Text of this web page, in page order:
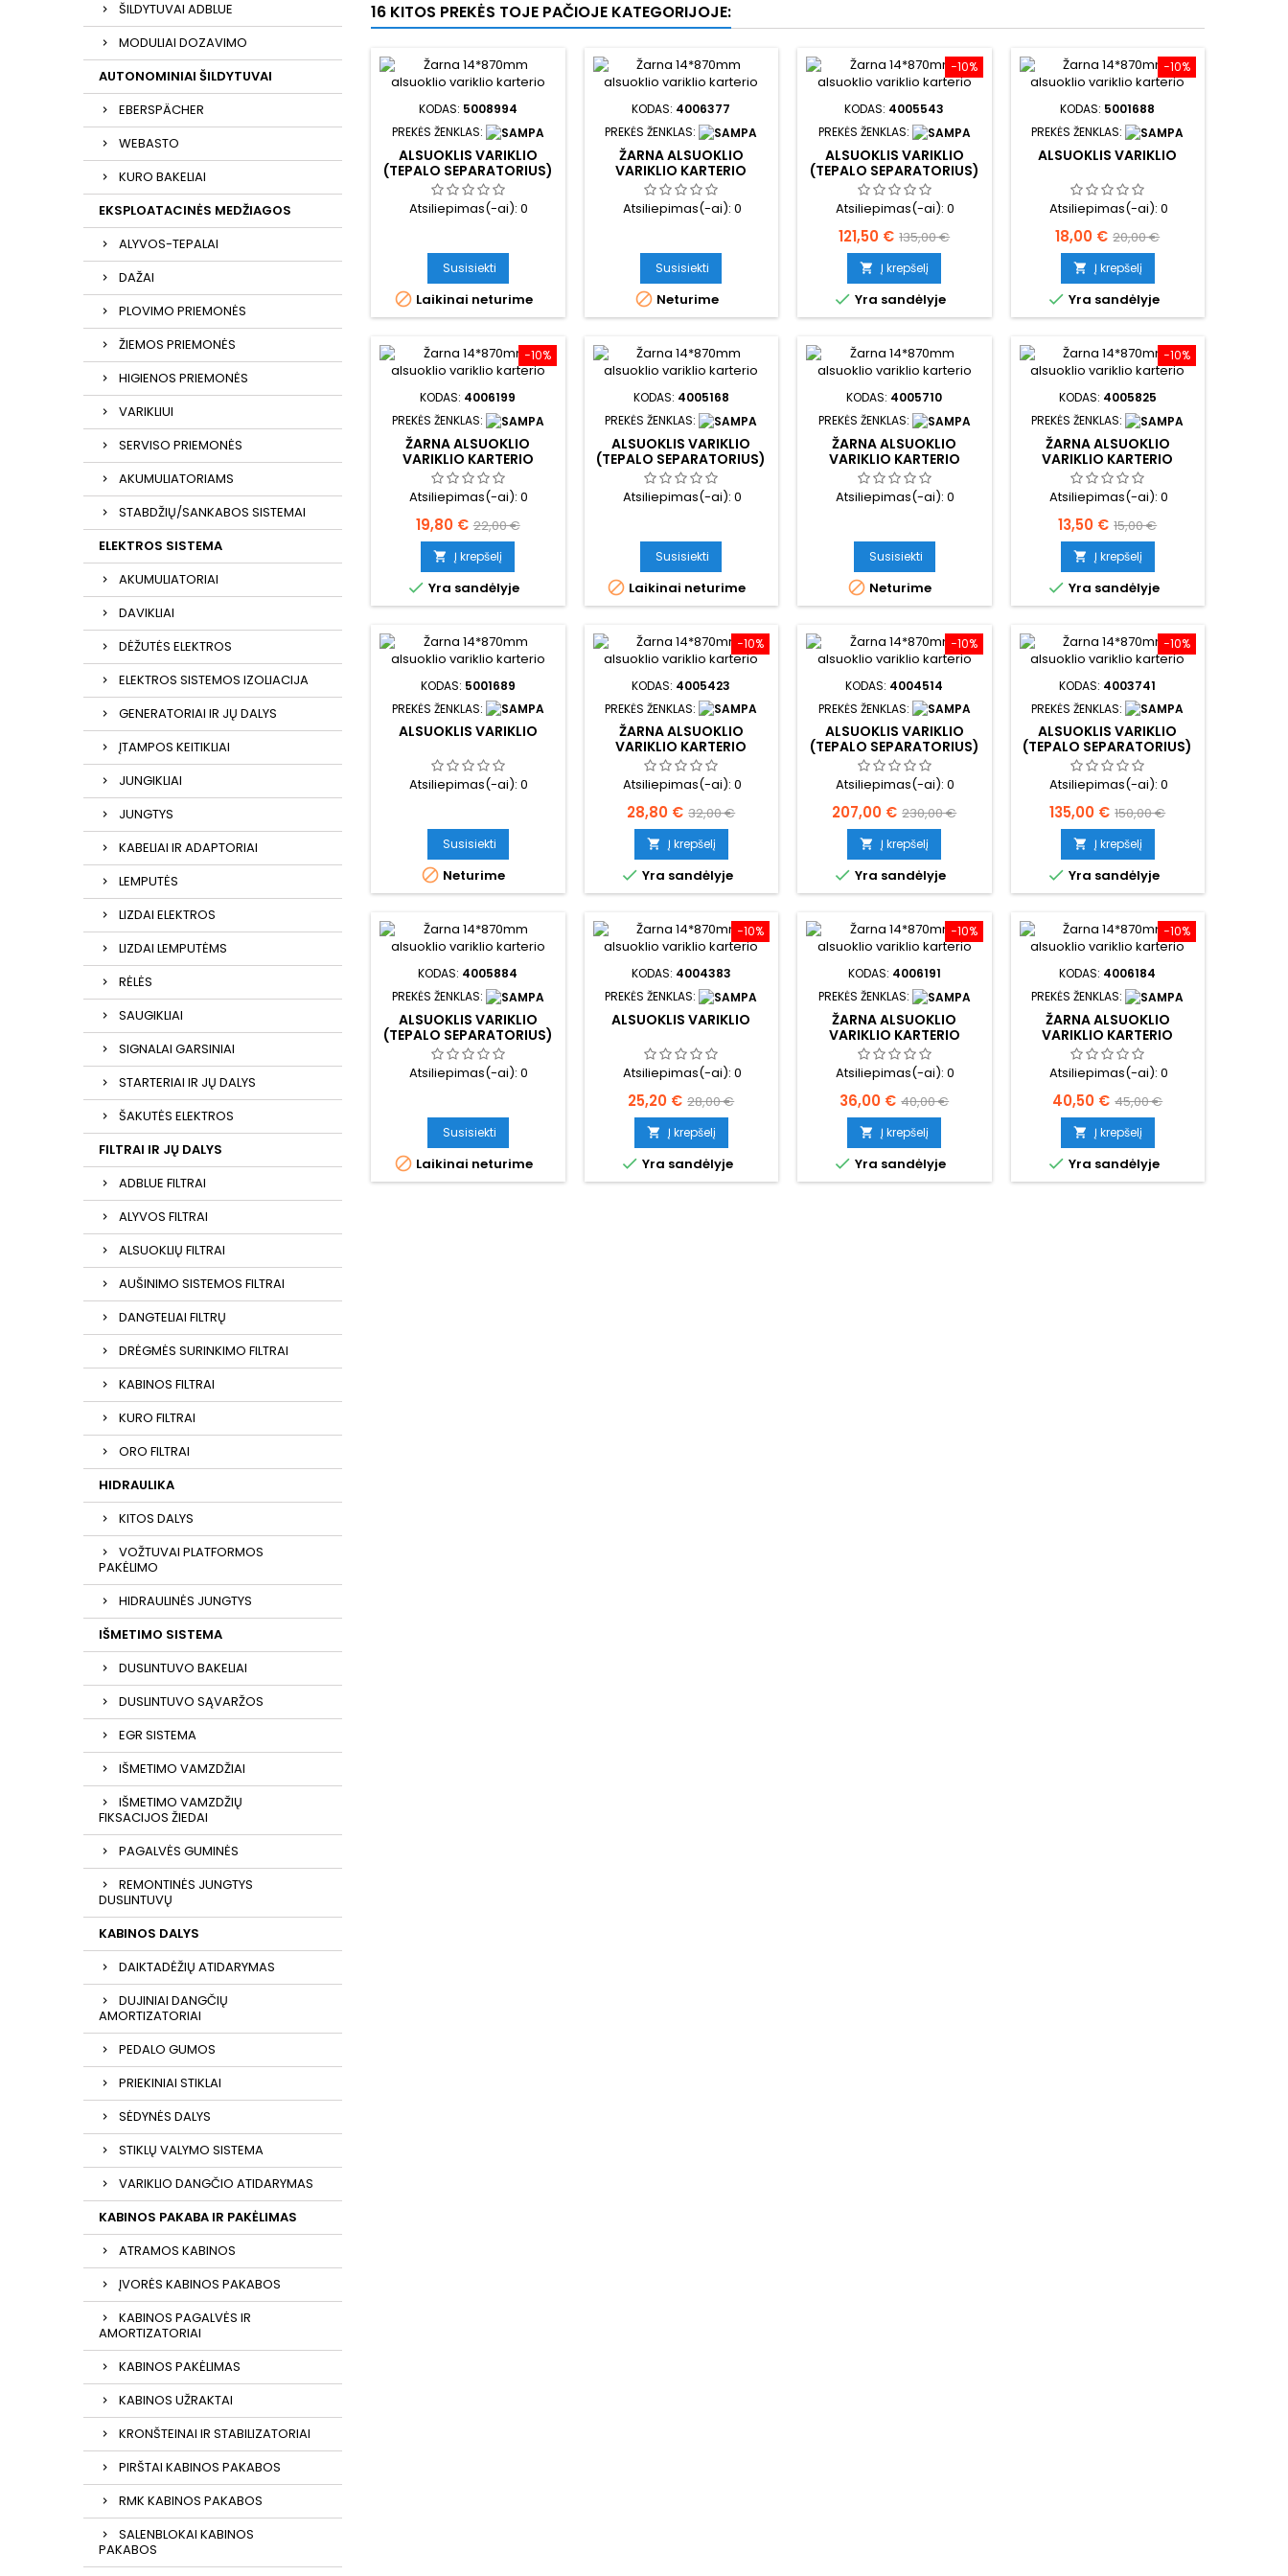
ŠILDYTUVAI ADBLUE
MODULIAI DOZAVIMO
AUTONOMINIAI ŠILDYTUVAI
EBERSPÄCHER
WEBASTO
KURO BAKELIAI
EKSPLOATACINĖS MEDŽIAGOS
ALYVOS-TEPALAI
DAŽAI
PLOVIMO PRIEMONĖS
ŽIEMOS PRIEMONĖS
HIGIENOS PRIEMONĖS
VARIKLIUI
SERVISO PRIEMONĖS
AKUMULIATORIAMS
STABDŽIŲ/SANKABOS SISTEMAI
ELEKTROS SISTEMA
AKUMULIATORIAI
DAVIKLIAI
DĖŽUTĖS ELEKTROS
ELEKTROS SISTEMOS IZOLIACIJA
GENERATORIAI IR JŲ DALYS
ĮTAMPOS KEITIKLIAI
JUNGIKLIAI
JUNGTYS
KABELIAI IR ADAPTORIAI
LEMPUTĖS
LIZDAI ELEKTROS
LIZDAI LEMPUTĖMS
RĖLĖS
SAUGIKLIAI
SIGNALAI GARSINIAI
STARTERIAI IR JŲ DALYS
ŠAKUTĖS ELEKTROS
FILTRAI IR JŲ DALYS
ADBLUE FILTRAI
ALYVOS FILTRAI
ALSUOKLIŲ FILTRAI
AUŠINIMO SISTEMOS FILTRAI
DANGTELIAI FILTRŲ
DRĖGMĖS SURINKIMO FILTRAI
KABINOS FILTRAI
KURO FILTRAI
ORO FILTRAI
HIDRAULIKA
KITOS DALYS
VOŽTUVAI PLATFORMOS
PAKĖLIMO
HIDRAULINĖS JUNGTYS
IŠMETIMO SISTEMA
DUSLINTUVO BAKELIAI
DUSLINTUVO SĄVARŽOS
EGR SISTEMA
IŠMETIMO VAMZDŽIAI
IŠMETIMO VAMZDŽIŲ
FIKSACIJOS ŽIEDAI
PAGALVĖS GUMINĖS
REMONTINĖS JUNGTYS
DUSLINTUVŲ
KABINOS DALYS
DAIKTADĖŽIŲ ATIDARYMAS
DUJINIAI DANGČIŲ
AMORTIZATORIAI
PEDALO GUMOS
PRIEKINIAI STIKLAI
SĖDYNĖS DALYS
STIKLŲ VALYMO SISTEMA
VARIKLIO DANGČIO ATIDARYMAS
KABINOS PAKABA IR PAKĖLIMAS
ATRAMOS KABINOS
ĮVORĖS KABINOS PAKABOS
KABINOS PAGALVĖS IR
AMORTIZATORIAI
KABINOS PAKĖLIMAS
KABINOS UŽRAKTAI
KRONŠTEINAI IR STABILIZATORIAI
PIRŠTAI KABINOS PAKABOS
RMK KABINOS PAKABOS
SALENBLOKAI KABINOS
PAKABOS
16 KITOS PREKĖS TOJE PAČIOJE KATEGORIJOJE:
KODAS: 5008994
PREKĖS ŽENKLAS:
ALSUOKLIS VARIKLIO
(TEPALO SEPARATORIUS)
Atsiliepimas(-ai):0
Susisiekti
 Laikinai neturime
KODAS: 4006377
PREKĖS ŽENKLAS:
ŽARNA ALSUOKLIO
VARIKLIO KARTERIO
Atsiliepimas(-ai): 0
Susisiekti
 Neturime
−10%
KODAS: 4005543
PREKĖS ŽENKLAS:
ALSUOKLIS VARIKLIO
(TEPALO SEPARATORIUS)
Atsiliepimas(-ai):0
Kaina
121,50 € Bazinė
kaina
135,00 €
 Į krepšelį
 Yra sandėlyje
−10%
KODAS: 5001688
PREKĖS ŽENKLAS:
ALSUOKLIS VARIKLIO
Atsiliepimas(-ai): 0
Kaina
18,00 € Bazinė
kaina
20,00 €
 Į krepšelį
 Yra sandėlyje
−10%
KODAS: 4006199
PREKĖS ŽENKLAS:
ŽARNA ALSUOKLIO
VARIKLIO KARTERIO
Atsiliepimas(-ai):0
Kaina
19,80 € Bazinė
kaina
22,00 €
 Į krepšelį
 Yra sandėlyje
KODAS: 4005168
PREKĖS ŽENKLAS:
ALSUOKLIS VARIKLIO
(TEPALO SEPARATORIUS)
Atsiliepimas(-ai): 0
Susisiekti
 Laikinai neturime
KODAS: 4005710
PREKĖS ŽENKLAS:
ŽARNA ALSUOKLIO
VARIKLIO KARTERIO
Atsiliepimas(-ai):0
Susisiekti
 Neturime
−10%
KODAS: 4005825
PREKĖS ŽENKLAS:
ŽARNA ALSUOKLIO
VARIKLIO KARTERIO
Atsiliepimas(-ai): 0
Kaina
13,50 € Bazinė
kaina
15,00 €
 Į krepšelį
 Yra sandėlyje
KODAS: 5001689
PREKĖS ŽENKLAS:
ALSUOKLIS VARIKLIO
Atsiliepimas(-ai):0
Susisiekti
 Neturime
−10%
KODAS: 4005423
PREKĖS ŽENKLAS:
ŽARNA ALSUOKLIO
VARIKLIO KARTERIO
Atsiliepimas(-ai): 0
Kaina
28,80 € Bazinė
kaina
32,00 €
 Į krepšelį
 Yra sandėlyje
−10%
KODAS: 4004514
PREKĖS ŽENKLAS:
ALSUOKLIS VARIKLIO
(TEPALO SEPARATORIUS)
Atsiliepimas(-ai):0
Kaina
207,00 € Bazinė
kaina
230,00 €
 Į krepšelį
 Yra sandėlyje
−10%
KODAS: 4003741
PREKĖS ŽENKLAS:
ALSUOKLIS VARIKLIO
(TEPALO SEPARATORIUS)
Atsiliepimas(-ai): 0
Kaina
135,00 € Bazinė
kaina
150,00 €
 Į krepšelį
 Yra sandėlyje
KODAS: 4005884
PREKĖS ŽENKLAS:
ALSUOKLIS VARIKLIO
(TEPALO SEPARATORIUS)
Atsiliepimas(-ai):0
Susisiekti
 Laikinai neturime
−10%
KODAS: 4004383
PREKĖS ŽENKLAS:
ALSUOKLIS VARIKLIO
Atsiliepimas(-ai): 0
Kaina
25,20 € Bazinė
kaina
28,00 €
 Į krepšelį
 Yra sandėlyje
−10%
KODAS: 4006191
PREKĖS ŽENKLAS:
ŽARNA ALSUOKLIO
VARIKLIO KARTERIO
Atsiliepimas(-ai):0
Kaina
36,00 € Bazinė
kaina
40,00 €
 Į krepšelį
 Yra sandėlyje
−10%
KODAS: 4006184
PREKĖS ŽENKLAS:
ŽARNA ALSUOKLIO
VARIKLIO KARTERIO
Atsiliepimas(-ai): 0
Kaina
40,50 € Bazinė
kaina
45,00 €
 Į krepšelį
 Yra sandėlyje